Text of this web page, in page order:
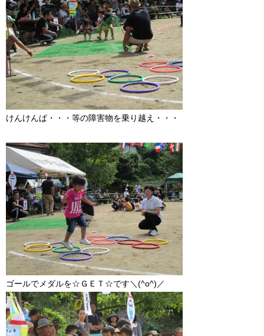
けんけんぱ・・・等の障害物を乗り越え・・・
ゴールでメダルを☆ＧＥＴ☆です＼(^o^)／